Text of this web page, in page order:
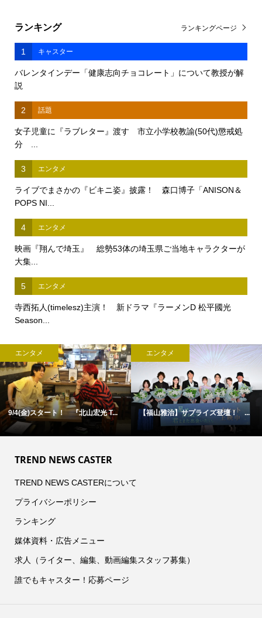
ランキング
1 キャスター
バレンタインデー「健康志向チョコレート」について教授が解
説
2 話題
女子児童に『ラブレター』渡す 市立小学校教諭(50代)懲戒処
分 ...
3 エンタメ
ライブでまさかの『ビキニ姿』披露！ 森口博子「ANISON＆
POPS NI...
4 エンタメ
映画『翔んで埼玉』 総勢53体の埼玉県ご当地キャラクターが
大集...
5 エンタメ
寺西拓人(timelesz)主演！ 新ドラマ『ラーメンD 松平國光
Season...
ランキングページ
ンタメ
山雅治】サプライズ登壇！ ...
エンタメ
古舘佑太郎×山下幸輝×平子祐希 ...
TREND NEWS CASTER
TREND NEWS CASTERについて
プライバシーポリシー
ランキング
媒体資料・広告メニュー
求人（ライター、編集、動画編集スタッフ募集）
誰でもキャスター！応募ページ